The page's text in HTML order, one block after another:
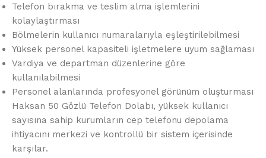
Telefon bırakma ve teslim alma işlemlerini
kolaylaştırması
Bölmelerin kullanıcı numaralarıyla eşleştirilebilmesi
Yüksek personel kapasiteli işletmelere uyum sağlaması
Vardiya ve departman düzenlerine göre
kullanılabilmesi
Personel alanlarında profesyonel görünüm oluşturması
Haksan 50 Gözlü Telefon Dolabı, yüksek kullanıcı
sayısına sahip kurumların cep telefonu depolama
ihtiyacını merkezi ve kontrollü bir sistem içerisinde
karşılar.